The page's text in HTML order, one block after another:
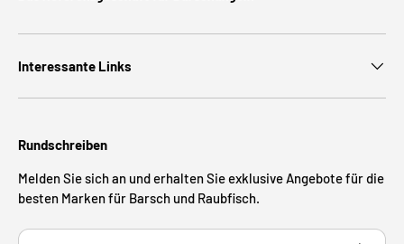
Interessante Links
Rundschreiben
Melden Sie sich an und erhalten Sie exklusive Angebote für die
besten Marken für Barsch und Raubfisch.
E-Mail